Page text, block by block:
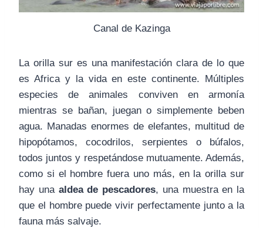
Canal de Kazinga
La orilla sur es una manifestación clara de lo que
es Africa y la vida en este continente. Múltiples
especies de animales conviven en armonía
mientras se bañan, juegan o simplemente beben
agua. Manadas enormes de elefantes, multitud de
hipopótamos, cocodrilos, serpientes o búfalos,
todos juntos y respetándose mutuamente. Además,
como si el hombre fuera uno más, en la orilla sur
hay una aldea de pescadores, una muestra en la
que el hombre puede vivir perfectamente junto a la
fauna más salvaje.